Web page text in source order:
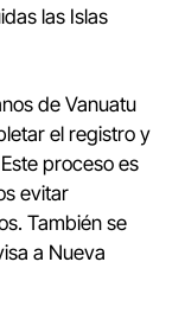
las Islas
de Vanuatu
el registro y
proceso es
evitar
También se
a Nueva